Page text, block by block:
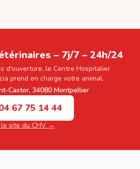
– 7j/7 – 24h/24
d'ouverture, le Centre Hospitalier
prend en charge votre animal.
Castor, 34080 Montpellier
67 75 14 44
site du CHV →